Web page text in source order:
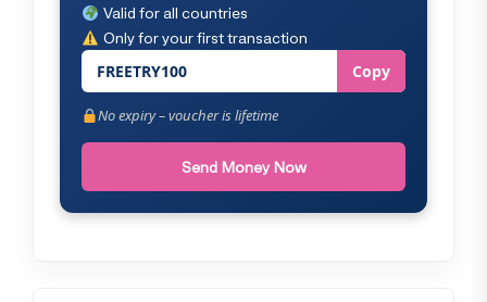
Valid for all countries
Only for your first transaction
FREETRY100 Copy
No expiry – voucher is lifetime
Send Money Now